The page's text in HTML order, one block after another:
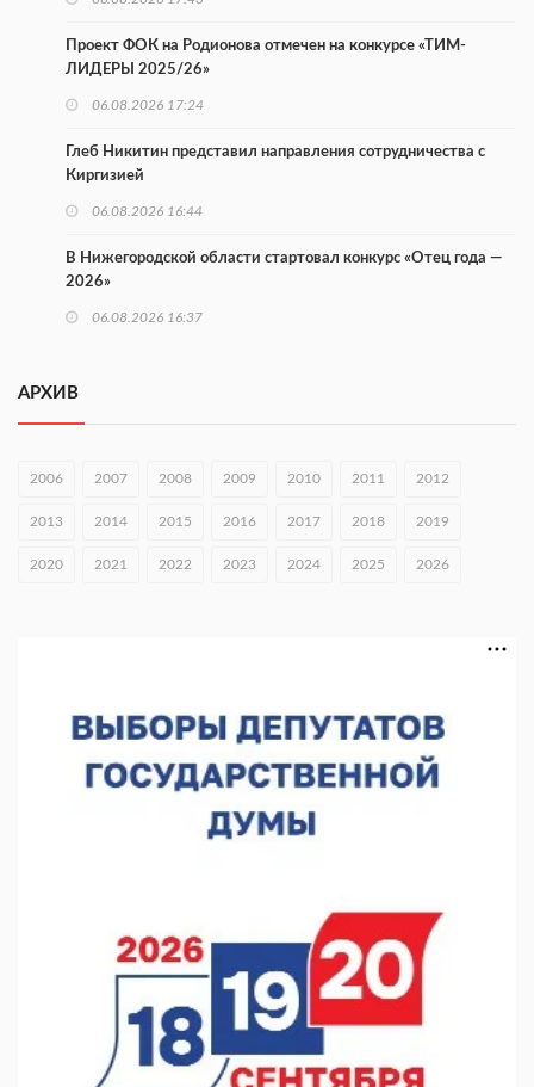
Проект ФОК на Родионова отмечен на конкурсе «ТИМ-
ЛИДЕРЫ 2025/26»
06.08.2026 17:24
Глеб Никитин представил направления сотрудничества с
Киргизией
06.08.2026 16:44
В Нижегородской области стартовал конкурс «Отец года —
2026»
06.08.2026 16:37
раза
06.08.2026 15:26
Видели ночь, бежали всю ночь... На Нижневолжской
набережной прошел необычный забег
Нижегородские хирурги выполнили трансоральную
операцию на щитовидной железе
06.08.2026 15:03
Более 30 нижегородцев прошли обучение для соцконтракта
АРХИВ
2006 2007 2008 2009 2010 2011 2012
2013 2014 2015 2016 2017 2018 2019
2020 2021 2022 2023 2024 2025 2026